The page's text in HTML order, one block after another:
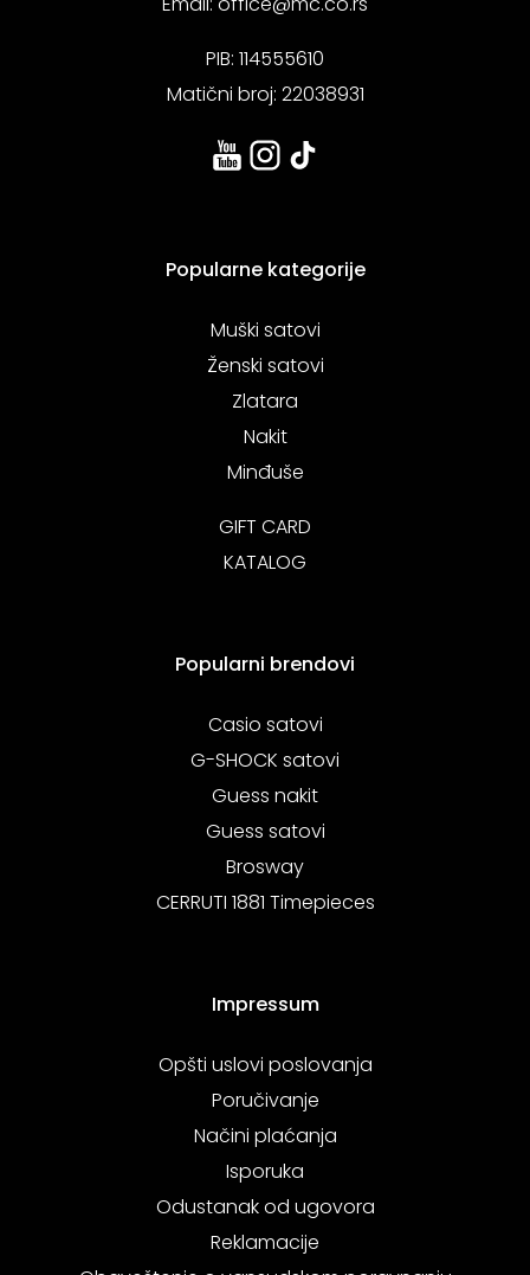
PIB: 114555610
Matični broj: 22038931
Popularne kategorije
Muški satovi
Ženski satovi
Zlatara
Nakit
Minđuše
GIFT CARD
KATALOG
Popularni brendovi
Casio satovi
G-SHOCK satovi
Guess nakit
Guess satovi
Brosway
CERRUTI 1881 Timepieces
Impressum
Opšti uslovi poslovanja
Poručivanje
Načini plaćanja
Isporuka
Odustanak od ugovora
Reklamacije